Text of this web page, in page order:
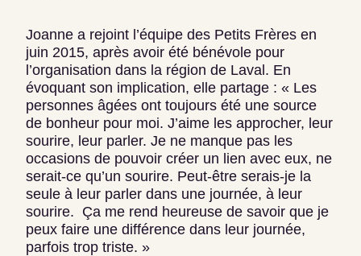
Joanne a rejoint l’équipe des Petits Frères en
juin 2015, après avoir été bénévole pour
l’organisation dans la région de Laval. En
évoquant son implication, elle partage : « Les
personnes âgées ont toujours été une source
de bonheur pour moi. J’aime les approcher, leur
sourire, leur parler. Je ne manque pas les
occasions de pouvoir créer un lien avec eux, ne
serait-ce qu’un sourire. Peut-être serais-je la
seule à leur parler dans une journée, à leur
sourire. Ça me rend heureuse de savoir que je
peux faire une différence dans leur journée,
parfois trop triste. »